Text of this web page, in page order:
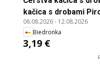
kačica s drobami
06.08.2026- 12.08.2026
Biedronka
3,19 €